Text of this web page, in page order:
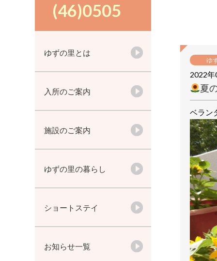
(46)0505
ゆずの里とは
入所のご案内
施設のご案内
ゆずの里の暮らし
ショートステイ
お知らせ一覧
ゆ
2022
夏
ベラン